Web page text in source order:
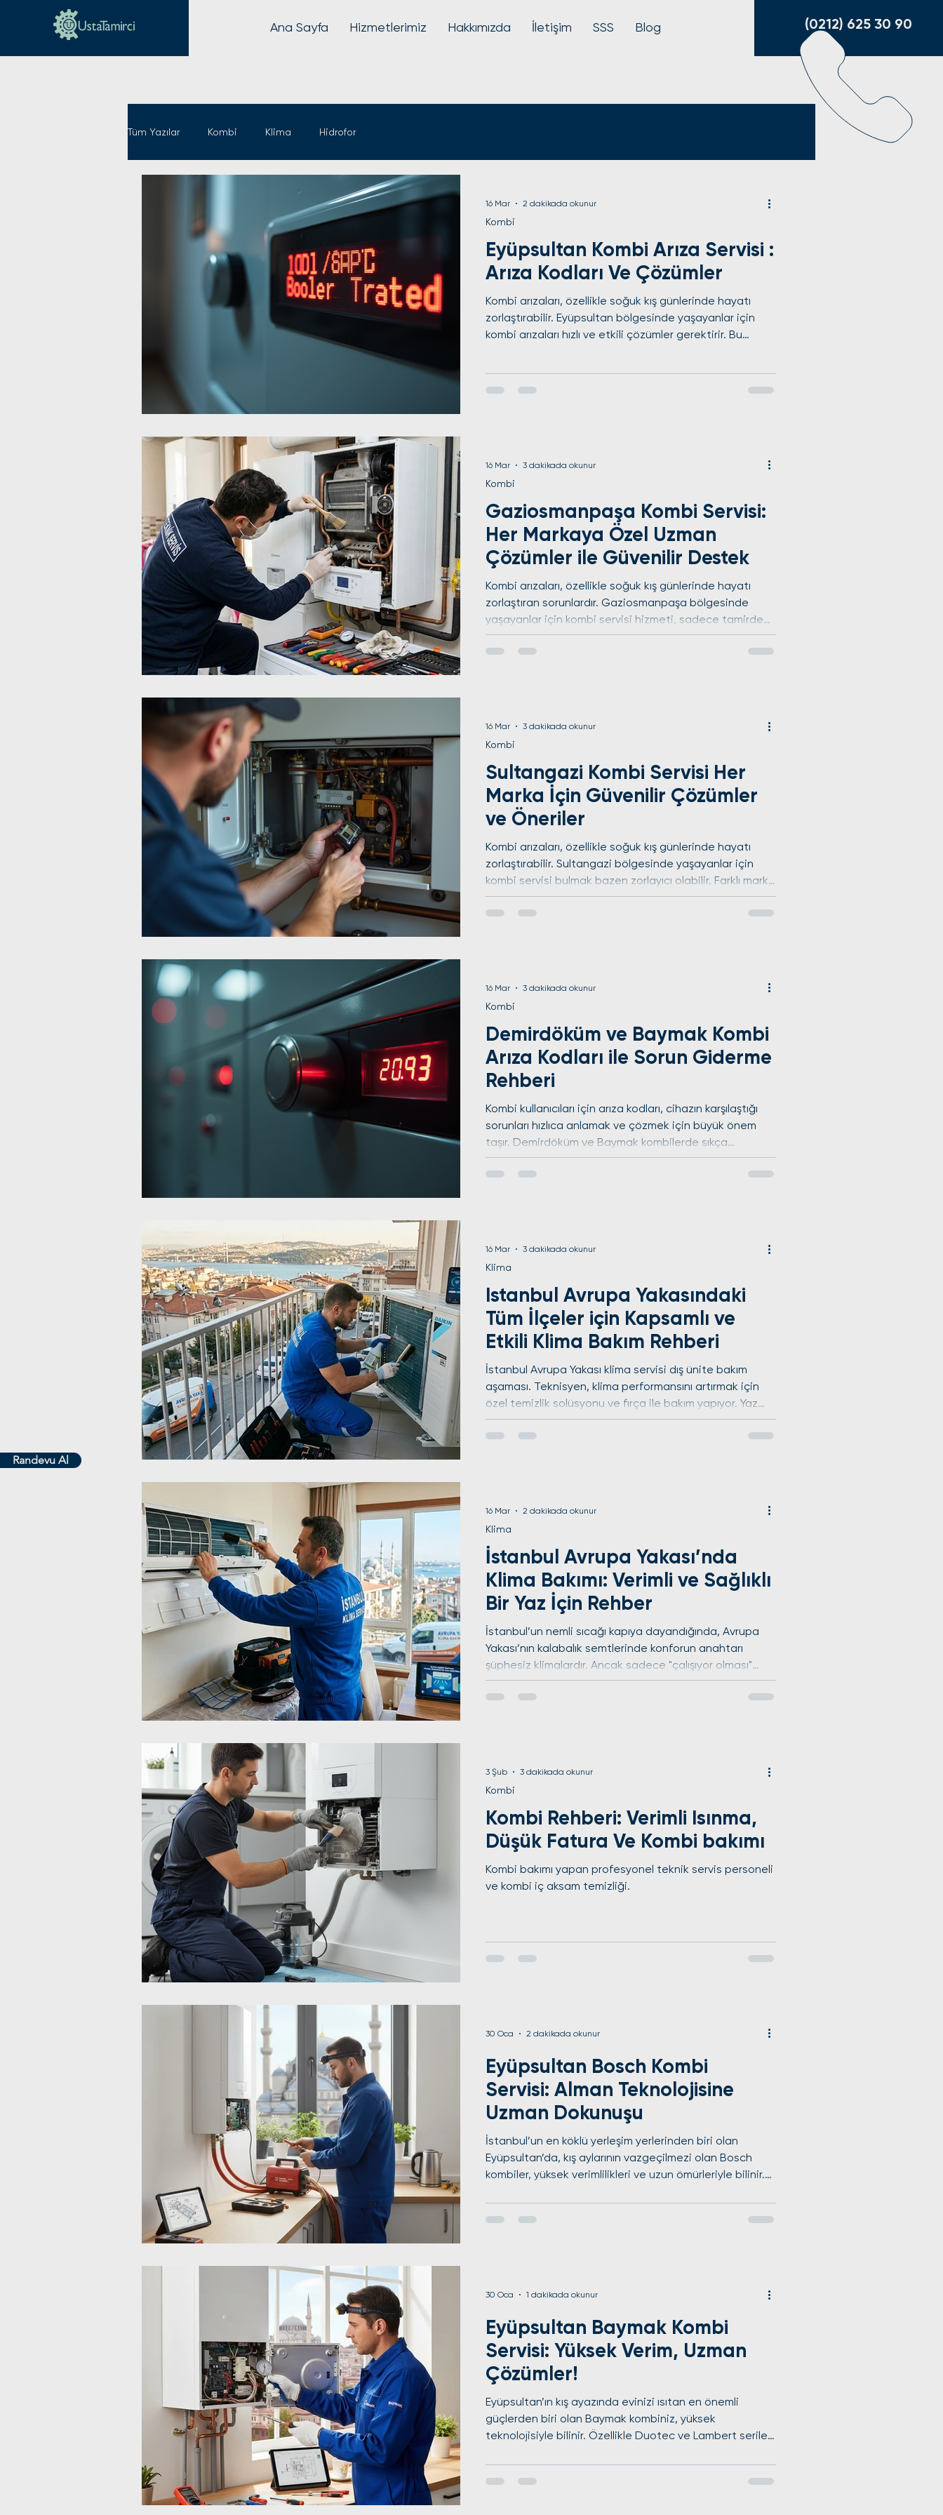
Ana Sayfa Hizmetlerimiz Hakkımızda İletişim SSS Blog (0212) 625 30 90
Randevu Al
Tüm Yazılar Kombi Klima Hidrofor
Eyüpsultan Kombi Arıza Servisi :
Arıza Kodları Ve Çözümler
Kombi arızaları, özellikle soğuk kış günlerinde hayatı
zorlaştırabilir. Eyüpsultan bölgesinde yaşayanlar için
kombi arızaları hızlı ve etkili çözümler gerektirir. Bu
pratik çözümlerini detaylı şekilde ele alacağız. Böylece,
Kombi
16 Mar 2 dakikada okunur
Gaziosmanpaşa Kombi Servisi:
Her Markaya Özel Uzman
Çözümler ile Güvenilir Destek
Kombi arızaları, özellikle soğuk kış günlerinde hayatı
zorlaştıran sorunlardır. Gaziosmanpaşa bölgesinde
yaşayanlar için kombi servisi hizmeti, sadece tamirden
ibaret değil; her marka kombiye özel uzman çözümler
sunan güvenilir bir destek anlamına gelir. Bu yazıda,
Kombi
16 Mar 3 dakikada okunur
Sultangazi Kombi Servisi Her
Marka İçin Güvenilir Çözümler
ve Öneriler
Kombi arızaları, özellikle soğuk kış günlerinde hayatı
zorlaştırabilir. Sultangazi bölgesinde yaşayanlar için
kombi servisi bulmak bazen zorlayıcı olabilir. Farklı marka
ve modellerin teknik özellikleri, servis hizmetlerinde
çeşitlilik yaratır. Bu yazıda, Sultangazi kombi servisi
Kombi
16 Mar 3 dakikada okunur
Demirdöküm ve Baymak Kombi
Arıza Kodları ile Sorun Giderme
Rehberi
Kombi kullanıcıları için arıza kodları, cihazın karşılaştığı
sorunları hızlıca anlamak ve çözmek için büyük önem
taşır. Demirdöküm ve Baymak kombilerde sıkça
karşılaşılan arıza kodları, kullanıcıların cihazlarını daha iyi
tanımasına ve gerektiğinde müdahale etmesine
Kombi
16 Mar 3 dakikada okunur
Istanbul Avrupa Yakasındaki
Tüm İlçeler için Kapsamlı ve
Etkili Klima Bakım Rehberi
İstanbul Avrupa Yakası klima servisi dış ünite bakım
aşaması. Teknisyen, klima performansını artırmak için
özel temizlik solüsyonu ve fırça ile bakım yapıyor. Yaz
aylarının yaklaşmasıyla birlikte İstanbul Avrupa
Yakası’nda yaşayanlar için klima kullanımı artıyor. Klima,
Klima
16 Mar 3 dakikada okunur
İstanbul Avrupa Yakası’nda
Klima Bakımı: Verimli ve Sağlıklı
Bir Yaz İçin Rehber
İstanbul’un nemli sıcağı kapıya dayandığında, Avrupa
Yakası’nın kalabalık semtlerinde konforun anahtarı
şüphesiz klimalardır. Ancak sadece "çalışıyor olması"
yeterli değildir. Klima bakımı , hem cihazınızın ömrünü
uzatır hem de yüksek elektrik faturalarından
Klima
16 Mar 2 dakikada okunur
Kombi Rehberi: Verimli Isınma,
Düşük Fatura Ve Kombi bakımı
Kombi bakımı yapan profesyonel teknik servis personeli
ve kombi iç aksam temizliği.
Kombi
3 Şub 3 dakikada okunur
Eyüpsultan Bosch Kombi
Servisi: Alman Teknolojisine
Uzman Dokunuşu
İstanbul’un en köklü yerleşim yerlerinden biri olan
Eyüpsultan’da, kış aylarının vazgeçilmezi olan Bosch
kombiler, yüksek verimlilikleri ve uzun ömürleriyle bilinir.
cihazlarınızın bu performansını koruması için ise
profesyonel bir bakım şarttır. Eyüpsultan Bosch kombi
30 Oca 2 dakikada okunur
Eyüpsultan Baymak Kombi
Servisi: Yüksek Verim, Uzman
Çözümler!
Eyüpsultan’ın kış ayazında evinizi ısıtan en önemli
güçlerden biri olan Baymak kombiniz, yüksek
teknolojisiyle bilinir. Özellikle Duotec ve Lambert serileri
tasarruf sağlar. Ancak, profesyonel bir el değmediğinde
bu verim hızla düşebilir. Eyüpsultan Baymak kombi
30 Oca 1 dakikada okunur